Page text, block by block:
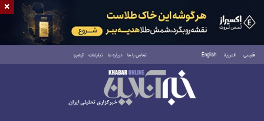
فارسی العربية English تماس با ما درباره ما تبلیغات آرشیو
جمعه ۱۶ مرداد ۱۴۰۵
×